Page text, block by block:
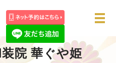
メ
院 華ぐや姫